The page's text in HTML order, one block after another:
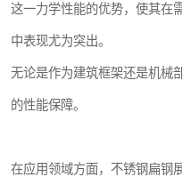
这一力学性能的优势，使其在
中表现尤为突出。
无论是作为建筑框架还是机械
的性能保障。
在应用领域方面，不锈钢扁钢